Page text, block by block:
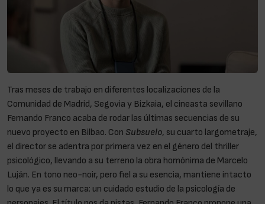
Tras meses de trabajo en diferentes localizaciones de la
Comunidad de Madrid, Segovia y Bizkaia, el cineasta sevillano
Fernando Franco acaba de rodar las últimas secuencias de su
nuevo proyecto en Bilbao. Con Subsuelo, su cuarto largometraje,
el director se adentra por primera vez en el género del thriller
psicológico, llevando a su terreno la obra homónima de Marcelo
Luján. En tono neo-noir, pero fiel a su esencia, mantiene intacto
lo que ya es su marca: un cuidado estudio de la psicología de